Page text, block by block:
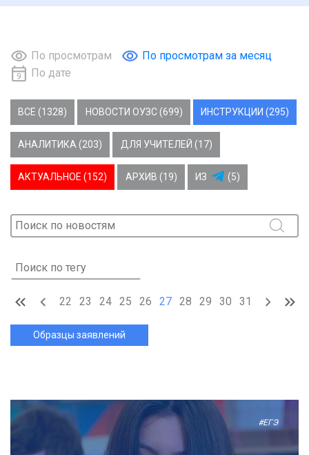
По просмотрам
По просмотрам за месяц
По дате
ВСЕ (1328) НОВОСТИ ОУЗС (699) ИНСТРУКЦИИ (295)
АНАЛИТИКА (203) ДЛЯ УЧИТЕЛЕЙ (17)
АКТУАЛЬНОЕ (152) АРХИВ (19) ИЗ (5)
22 23 24 25 26 27 28 29 30 31
Образцы заявлений
#ЕГЭ